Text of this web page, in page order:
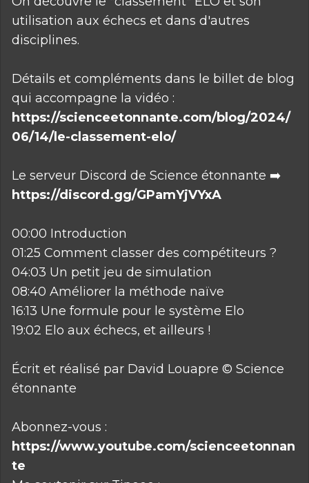
utilisation aux échecs et dans d'autres
disciplines.
Détails et compléments dans le billet de blog
qui accompagne la vidéo :
https://scienceetonnante.com/blog/2024/
06/14/le-classement-elo/
Le serveur Discord de Science étonnante ➡️
https://discord.gg/GPamYjVYxA
00:00 Introduction
01:25 Comment classer des compétiteurs ?
04:03 Un petit jeu de simulation
08:40 Améliorer la méthode naïve
16:13 Une formule pour le système Elo
19:02 Elo aux échecs, et ailleurs !
Écrit et réalisé par David Louapre © Science
étonnante
Abonnez-vous :
https://www.youtube.com/scienceetonnan
te